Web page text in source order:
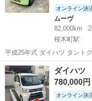
オンライン決
ムーヴ
82,000km
桜木町駅
平成25年式 ダイハツ タントグレードL 車検：令和8年
距離：約82,000km（使用中のため多少
ツェリアナビ ・社外アルミホ
アコ...
神奈川 横浜市 桜木町駅
ダイハツ
780,000円
オンライン決